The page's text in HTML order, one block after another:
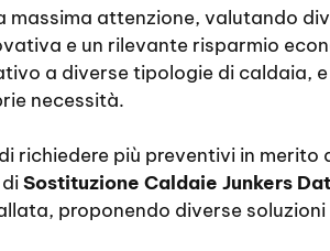
attenzione, valutando
e un rilevante risparmio
a diverse tipologie di caldaia,
necessità.
richiedere più preventivi in
Sostituzione Caldaie Junkers
proponendo diverse